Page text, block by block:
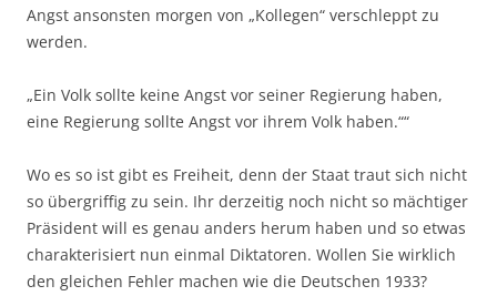
Angst ansonsten morgen von „Kollegen“ verschleppt zu
werden.
„Ein Volk sollte keine Angst vor seiner Regierung haben,
eine Regierung sollte Angst vor ihrem Volk haben.““
Wo es so ist gibt es Freiheit, denn der Staat traut sich nicht
so übergriffig zu sein. Ihr derzeitig noch nicht so mächtiger
Präsident will es genau anders herum haben und so etwas
charakterisiert nun einmal Diktatoren. Wollen Sie wirklich
den gleichen Fehler machen wie die Deutschen 1933?